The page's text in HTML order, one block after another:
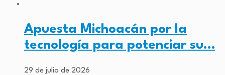
Apuesta Michoacán por la
tecnología para potenciar su…
29 de julio de 2026